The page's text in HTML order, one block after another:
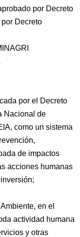
por Decreto
Decreto
por el Decreto
Nacional de
como un sistema
de impactos
acciones humanas
en el
actividad humana
y otras